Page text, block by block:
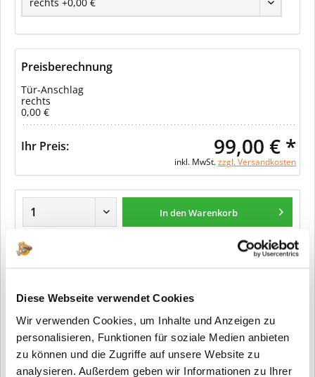
Diese Webseite verwendet Cookies
Wir verwenden Cookies, um Inhalte und Anzeigen zu
personalisieren, Funktionen für soziale Medien anbieten
zu können und die Zugriffe auf unsere Website zu
analysieren. Außerdem geben wir Informationen zu Ihrer
Preisberechnung
Tür-Anschlag
rechts
0,00 €
Ihr Preis: 99,00 € *
inkl. MwSt.zzgl. Versandkosten
In den Warenkorb
Fragen zum Artikel?
Artikel-Nr.: 32521810
Vorteile